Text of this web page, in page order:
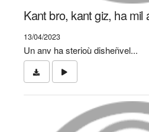
Kant bro, kant giz, ha mil
13/04/2023
Un anv ha sterioù disheñvel...